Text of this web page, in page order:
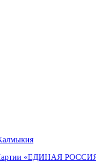
Партии «ЕДИНАЯ